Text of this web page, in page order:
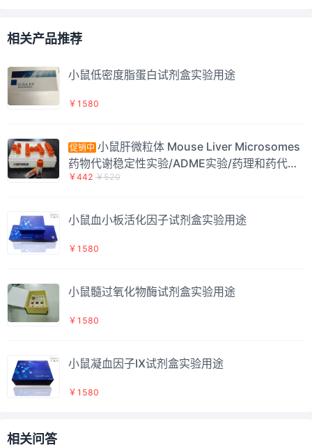
相关产品推荐
小鼠低密度脂蛋白试剂盒实验用途
￥1580
促销中 小鼠肝微粒体 Mouse Liver Microsomes
药物代谢稳定性实验/ADME实验/药理和药代相
关实验
￥442 ￥520
小鼠血小板活化因子试剂盒实验用途
￥1580
小鼠髓过氧化物酶试剂盒实验用途
￥1580
小鼠凝血因子Ⅸ试剂盒实验用途
￥1580
相关问答